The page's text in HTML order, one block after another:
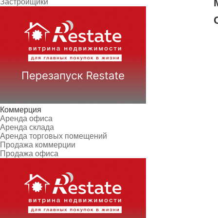
Застройщики
Коммерция
Аренда офиса
Аренда склада
Аренда торговых помещений
Продажа коммерции
Продажа офиса